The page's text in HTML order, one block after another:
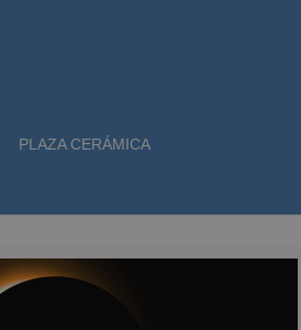
PLAZA CERÁMICA